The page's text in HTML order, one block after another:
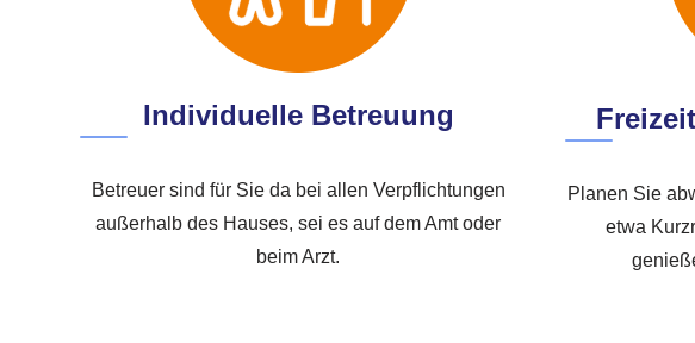
Individuelle Betreuung
Betreuer sind für Sie da bei allen Verpflichtungen
außerhalb des Hauses, sei es auf dem Amt oder
beim Arzt.
Planen Sie
etwa